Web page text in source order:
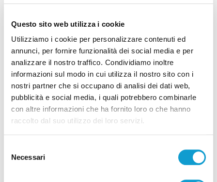
Questo sito web utilizza i cookie
Utilizziamo i cookie per personalizzare contenuti ed
annunci, per fornire funzionalità dei social media e per
analizzare il nostro traffico. Condividiamo inoltre
informazioni sul modo in cui utilizza il nostro sito con i
nostri partner che si occupano di analisi dei dati web,
pubblicità e social media, i quali potrebbero combinarle
con altre informazioni che ha fornito loro o che hanno
raccolto dal suo utilizzo dei loro servizi.
delNecessari
Calcio Serie C - Bongelli lascia la Samb e passa
alla Triestina
di Pierluigi Dorotei